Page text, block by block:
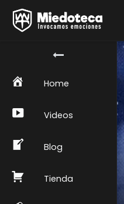
Home
Videos
Blog
Tienda